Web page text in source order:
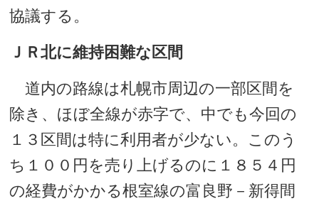
協議する。
ＪＲ北に維持困難な区間
道内の路線は札幌市周辺の一部区間を
除き、ほぼ全線が赤字で、中でも今回の
１３区間は特に利用者が少ない。このう
ち１００円を売り上げるのに１８５４円
の経費がかかる根室線の富良野－新得間